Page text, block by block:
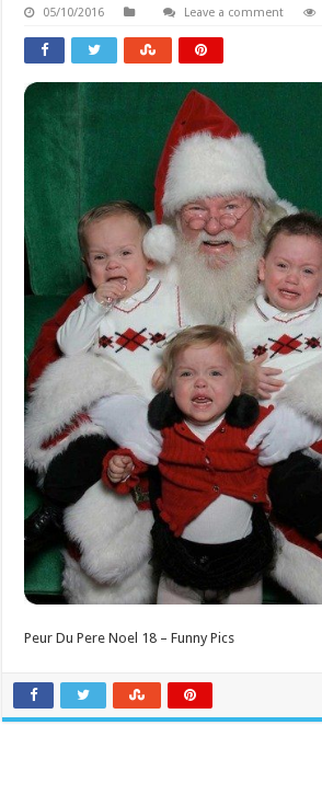
05/10/2016 Leave a comment
Peur Du Pere Noel 18 – Funny Pics